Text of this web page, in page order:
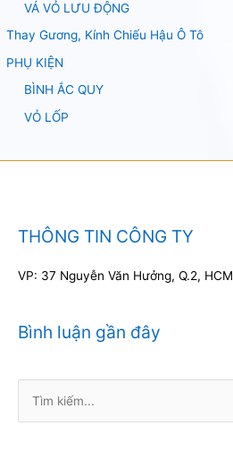
VÁ VỎ LƯU ĐỘNG
Thay Gương, Kính Chiếu Hậu Ô Tô
PHỤ KIỆN
BÌNH ẮC QUY
VỎ LỐP
THÔNG TIN CÔNG TY
VP: 37 Nguyễn Văn Hưởng, Q.2, HCM
Bình luận gần đây
kiếm: